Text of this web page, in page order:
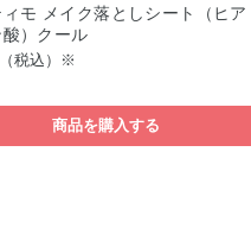
ィモ メイク落としシート（ヒア
酸）クール
（税込）※
商品を購入する